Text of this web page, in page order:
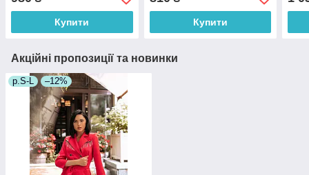
Купити
66035089Е
Купити
Акційні пропозиції та новинки
р.S-L –12%